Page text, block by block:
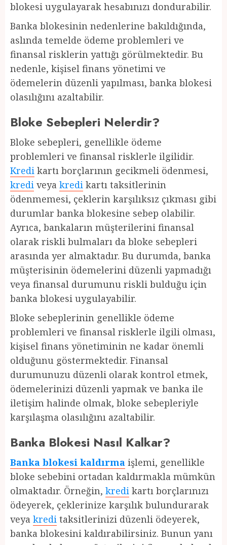
blokesi uygulayarak hesabınızı dondurabilir.
Banka blokesinin nedenlerine bakıldığında,
aslında temelde ödeme problemleri ve
finansal risklerin yattığı görülmektedir. Bu
nedenle, kişisel finans yönetimi ve
ödemelerin düzenli yapılması, banka blokesi
olasılığını azaltabilir.
Bloke Sebepleri Nelerdir?
Bloke sebepleri, genellikle ödeme
problemleri ve finansal risklerle ilgilidir.
Kredi kartı borçlarının gecikmeli ödenmesi,
kredi veya kredi kartı taksitlerinin
ödenmemesi, çeklerin karşılıksız çıkması gibi
durumlar banka blokesine sebep olabilir.
Ayrıca, bankaların müşterilerini finansal
olarak riskli bulmaları da bloke sebepleri
arasında yer almaktadır. Bu durumda, banka
müşterisinin ödemelerini düzenli yapmadığı
veya finansal durumunu riskli bulduğu için
banka blokesi uygulayabilir.
Bloke sebeplerinin genellikle ödeme
problemleri ve finansal risklerle ilgili olması,
kişisel finans yönetiminin ne kadar önemli
olduğunu göstermektedir. Finansal
durumunuzu düzenli olarak kontrol etmek,
ödemelerinizi düzenli yapmak ve banka ile
iletişim halinde olmak, bloke sebepleriyle
karşılaşma olasılığını azaltabilir.
Banka Blokesi Nasıl Kalkar?
Banka blokesi kaldırma işlemi, genellikle
bloke sebebini ortadan kaldırmakla mümkün
olmaktadır. Örneğin, kredi kartı borçlarınızı
ödeyerek, çeklerinize karşılık bulundurarak
veya kredi taksitlerinizi düzenli ödeyerek,
banka blokesini kaldırabilirsiniz. Bunun yanı